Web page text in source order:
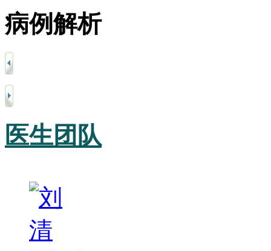
病例解析
医生团队